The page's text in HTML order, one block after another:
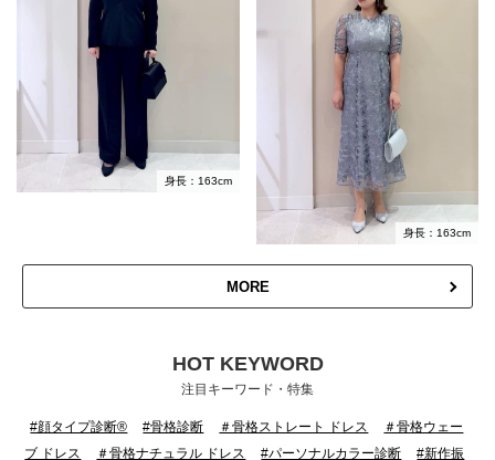
身長：163cm
身長：163cm
MORE
HOT KEYWORD
注目キーワード・特集
#顔タイプ診断® #骨格診断 ＃骨格ストレート ドレス
＃骨格ウェー
ブ ドレス
＃骨格ナチュラル ドレス #パーソナルカラー診断
#新作振